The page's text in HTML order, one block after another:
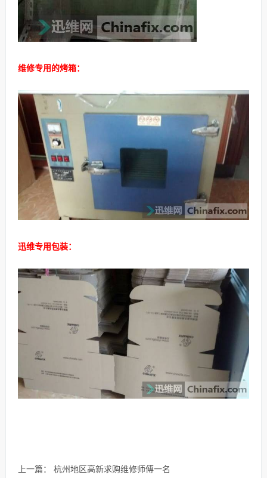
维修专用的烤箱：
迅维专用包装：
上一篇： 杭州地区高新求购维修师傅一名